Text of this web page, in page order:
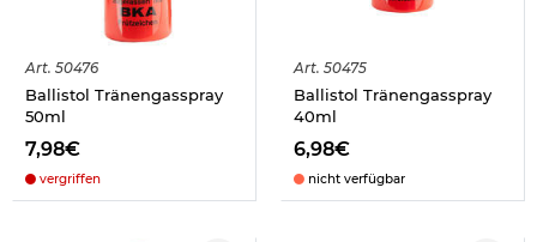
Art. 50476
Ballistol Tränengasspray
50ml
7,98€
vergriffen
Art. 50475
Ballistol Tränengasspray
40ml
6,98€
nicht verfügbar